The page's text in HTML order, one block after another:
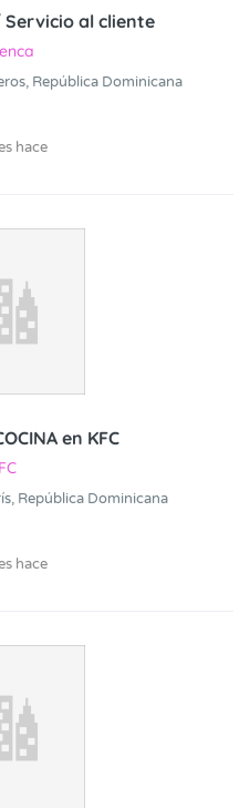
al cliente
República Dominicana
hace
en KFC
República Dominicana
hace